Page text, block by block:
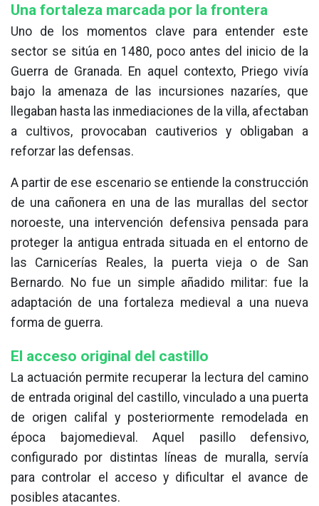
Una fortaleza marcada por la frontera
Uno de los momentos clave para entender este
sector se sitúa en 1480, poco antes del inicio de la
Guerra de Granada. En aquel contexto, Priego vivía
bajo la amenaza de las incursiones nazaríes, que
llegaban hasta las inmediaciones de la villa, afectaban
a cultivos, provocaban cautiverios y obligaban a
reforzar las defensas.
A partir de ese escenario se entiende la construcción
de una cañonera en una de las murallas del sector
noroeste, una intervención defensiva pensada para
proteger la antigua entrada situada en el entorno de
las Carnicerías Reales, la puerta vieja o de San
Bernardo. No fue un simple añadido militar: fue la
adaptación de una fortaleza medieval a una nueva
forma de guerra.
El acceso original del castillo
La actuación permite recuperar la lectura del camino
de entrada original del castillo, vinculado a una puerta
de origen califal y posteriormente remodelada en
época bajomedieval. Aquel pasillo defensivo,
configurado por distintas líneas de muralla, servía
para controlar el acceso y dificultar el avance de
posibles atacantes.